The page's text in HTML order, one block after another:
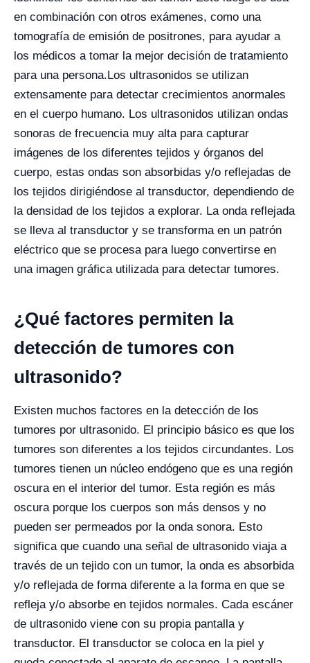
en combinación con otros exámenes, como una
tomografía de emisión de positrones, para ayudar a
los médicos a tomar la mejor decisión de tratamiento
para una persona.Los ultrasonidos se utilizan
extensamente para detectar crecimientos anormales
en el cuerpo humano. Los ultrasonidos utilizan ondas
sonoras de frecuencia muy alta para capturar
imágenes de los diferentes tejidos y órganos del
cuerpo, estas ondas son absorbidas y/o reflejadas de
los tejidos dirigiéndose al transductor, dependiendo de
la densidad de los tejidos a explorar. La onda reflejada
se lleva al transductor y se transforma en un patrón
eléctrico que se procesa para luego convertirse en
una imagen gráfica utilizada para detectar tumores.
¿Qué factores permiten la
detección de tumores con
ultrasonido?
Existen muchos factores en la detección de los
tumores por ultrasonido. El principio básico es que los
tumores son diferentes a los tejidos circundantes. Los
tumores tienen un núcleo endógeno que es una región
oscura en el interior del tumor. Esta región es más
oscura porque los cuerpos son más densos y no
pueden ser permeados por la onda sonora. Esto
significa que cuando una señal de ultrasonido viaja a
través de un tejido con un tumor, la onda es absorbida
y/o reflejada de forma diferente a la forma en que se
refleja y/o absorbe en tejidos normales. Cada escáner
de ultrasonido viene con su propia pantalla y
transductor. El transductor se coloca en la piel y